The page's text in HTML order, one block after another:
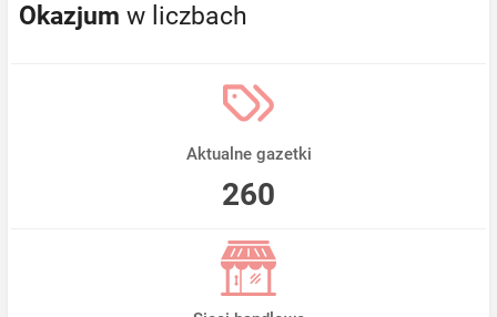
Okazjum w liczbach
Aktualne gazetki
260